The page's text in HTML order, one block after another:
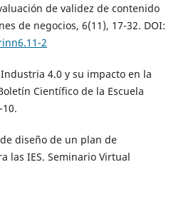
de validez de contenido
de negocios, 6(11), 17-32. DOI:
2
4.0 y su impacto en la
Científico de la Escuela
diseño de un plan de
las IES. Seminario Virtual